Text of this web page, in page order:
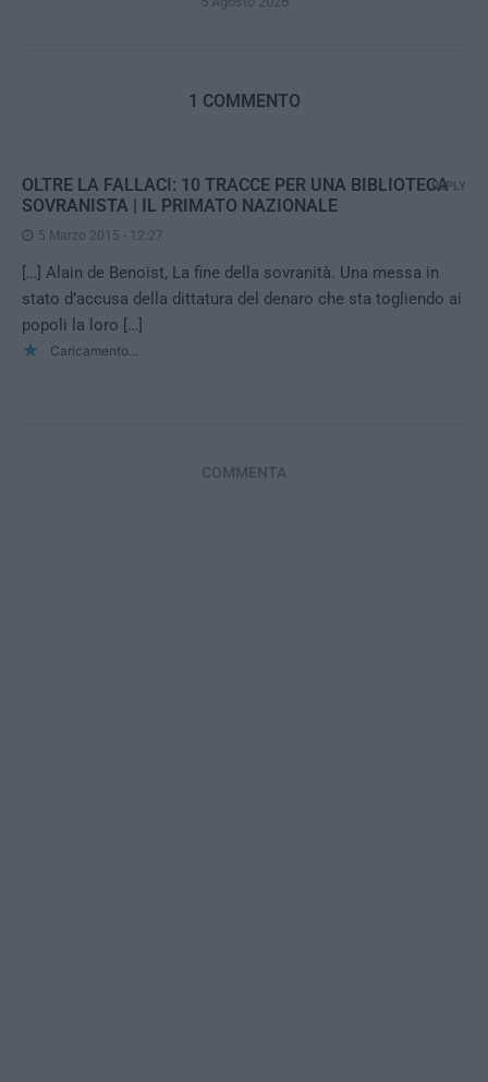
1 COMMENTO
OLTRE LA FALLACI: 10 TRACCE PER UNA BIBLIOTECA
SOVRANISTA | IL PRIMATO NAZIONALE
5 Marzo 2015 - 12:27
[…] Alain de Benoist, La fine della sovranità. Una messa in
stato d’accusa della dittatura del denaro che sta togliendo ai
popoli la loro […]
Caricamento...
REPLY
COMMENTA